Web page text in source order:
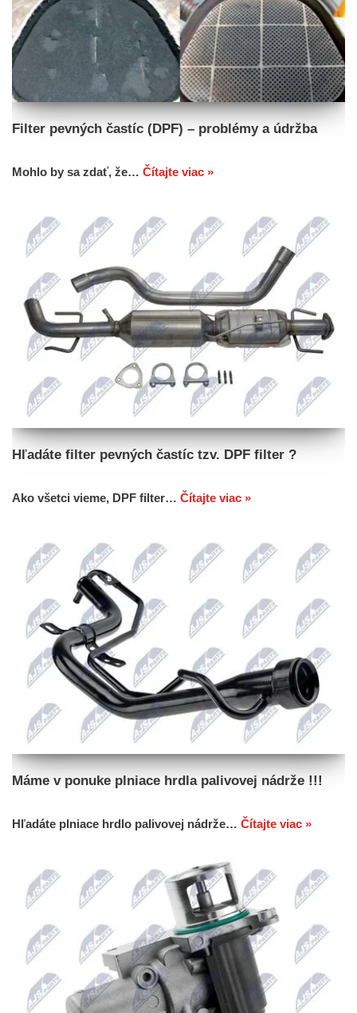
Filter pevných častíc (DPF) – problémy a údržba
Mohlo by sa zdať, že… Čítajte viac »
Hľadáte filter pevných častíc tzv. DPF filter ?
Ako všetci vieme, DPF filter… Čítajte viac »
Máme v ponuke plniace hrdla palivovej nádrže !!!
Hľadáte plniace hrdlo palivovej nádrže… Čítajte viac »